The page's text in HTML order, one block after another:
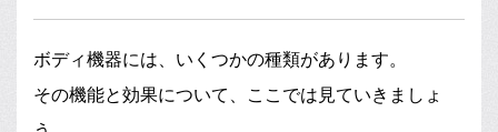
ボディ機器には、いくつかの種類があります。
その機能と効果について、ここでは見ていきましょ